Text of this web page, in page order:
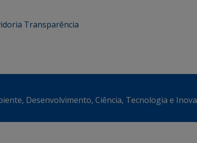
Transparência
Desenvolvimento, Ciência, Tecnologia e